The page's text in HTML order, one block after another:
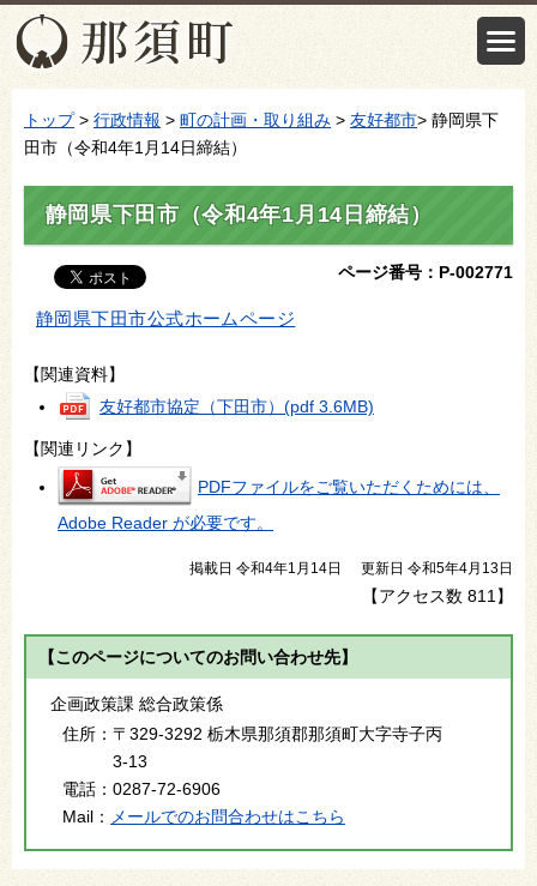
トップ> 行政情報 > 町の計画・取り組み > 友好都市> 静岡県下
田市（令和4年1月14日締結）
静岡県下田市（令和4年1月14日締結）
ページ番号：P-002771
静岡県下田市公式ホームページ
【関連資料】
友好都市協定（下田市） (pdf 3.6MB)
【関連リンク】
PDFファイルをご覧いただくためには、
Adobe Reader が必要です。
掲載日 令和4年1月14日 更新日 令和5年4月13日
【アクセス数 811 】
【このページについてのお問い合わせ先】
企画政策課 総合政策係
住所： 〒329-3292 栃木県那須郡那須町大字寺子丙
3-13
電話： 0287-72-6906
Mail：
メールでのお問合わせはこちら